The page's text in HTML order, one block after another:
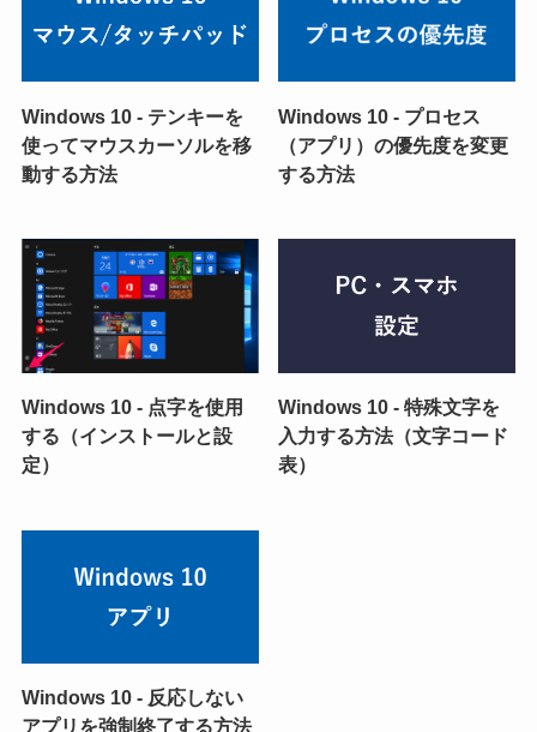
Windows 10 - テンキーを
使ってマウスカーソルを移
動する方法
Windows 10 - プロセス
（アプリ）の優先度を変更
する方法
Windows 10 - 点字を使用
する（インストールと設
定）
Windows 10 - 特殊文字を
入力する方法（文字コード
表）
Windows 10 - 反応しない
アプリを強制終了する方法